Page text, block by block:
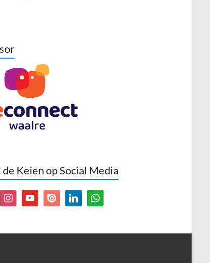
de Keien op Social Media
instagramyoutubeissuu linkedinwhatsapp